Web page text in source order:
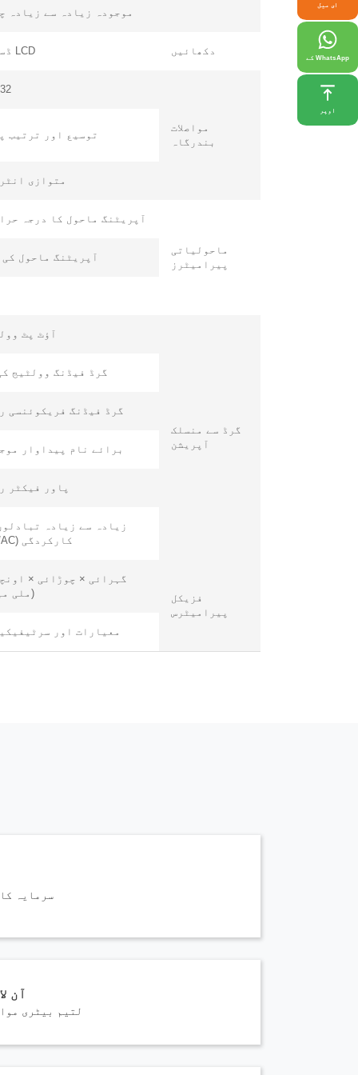
موجودہ زیادہ سے زیادہ
دکھائیں LCD ڈسپلے
مواصلات
بندرگاہ
توسیع اور ترتیب
متوازی
ماحولیاتی
پیرامیٹرز
آپریٹنگ ماحول کا درجہ
آپریٹنگ ماحول کی
گرڈ سے منسلک
آپریشن
آؤٹ پٹ
گرڈ فیڈنگ وولٹیج
گرڈ فیڈنگ فریکوئنسی
برائے نام پیداوار
پاور فیکٹر
زیادہ سے زیادہ
کارکردگی (DC/AC)
فزیکل
پیرامیٹرس
گہرائی × چوڑائی ×
(ملی
معیارات اور
سرمایہ
آن
لتیم بیٹری
ای میل
WhatsApp کے
اوپر